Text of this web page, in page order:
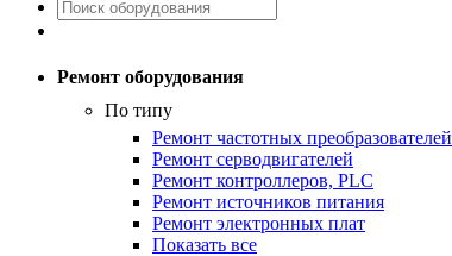
Ремонт оборудования
По типу
Ремонт частотных преобразователей
Ремонт серводвигателей
Ремонт контроллеров, PLC
Ремонт источников питания
Ремонт электронных плат
Показать все